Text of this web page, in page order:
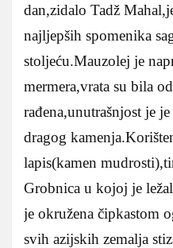
dan,zidalo Tadž
najljepših spomenika
stoljeću.Mauzolej je
mermera,vrata su bila
rađena,unutrašnjost je
dragog
lapis(kamen
Grobnica u kojoj je
je okružena čipkastom
svih azijskih zemalja